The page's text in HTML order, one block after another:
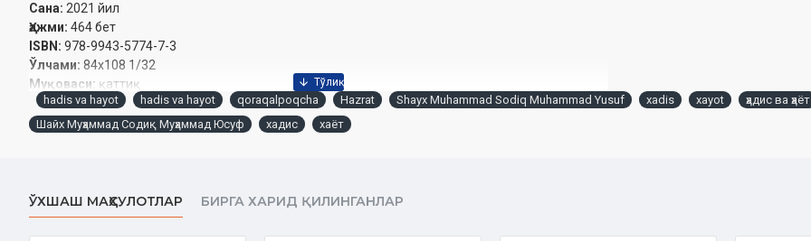
Сана: 2021 йил
Ҳажми: 464 бет
ISBN: 978-9943-5774-7-3
Ўлчами: 84х108 1/32
Муқоваси: қаттиқ
Ўзбекистон Республикаси Вазирлар Маҳкамаси ҳузуридаги Дин ишлари бўйича қўмитанинг 2020
Мазмуны
hadis va hayot hadis va hayot qoraqalpoqcha Hazrat Shayx Muhammad Sodiq Muhammad Yusuf xadis xayot ҳадис ва ҳаёт
Шайх Муҳаммад Содиқ Муҳаммад Юсуф
хадис хаёт
ЎХШАШ МАҲСУЛОТЛАР БИРГА ХАРИД ҚИЛИНГАНЛАР